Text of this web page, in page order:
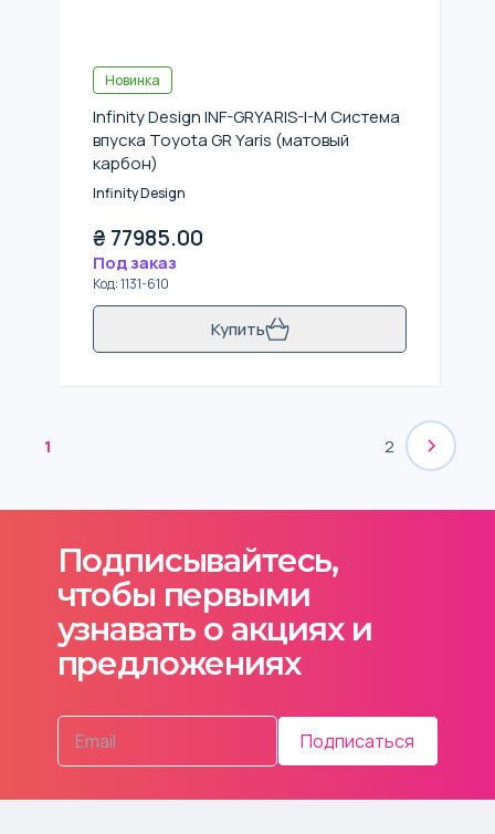
Новинка
Infinity Design INF-GRYARIS-I-M Система
впуска Toyota GR Yaris (матовый
карбон)
Infinity Design
₴ 77985.00
Под заказ
Код:1131-610
Купить
1 2
Подписывайтесь,
чтобы первыми
узнавать о акциях и
предложениях
Подписаться